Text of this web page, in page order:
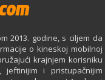
2013. godine, s ciljem da
o kineskoj mobilnoj
krajnjem korisniku
jeftinijim i pristupačnijim